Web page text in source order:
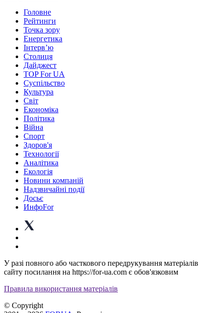
Головне
Рейтинги
Точка зору
Енергетика
Інтерв’ю
Столиця
Дайджест
TOP For UA
Суспiльство
Культура
Світ
Економіка
Політика
Війна
Спорт
Здоров'я
Технології
Аналітика
Екологія
Новини компаній
Надзвичайні події
Досьє
ИнфоFor
У разі повного або часткового передрукування матеріалів
сайту посилання на https://for-ua.com є обов'язковим
Правила використання матеріалів
© Copyright